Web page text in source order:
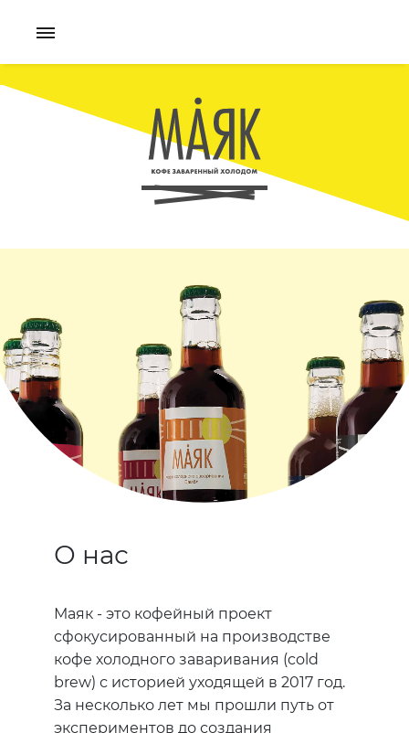
О нас
Маяк - это кофейный проект
сфокусированный на производстве
кофе холодного заваривания (cold
brew) с историей уходящей в 2017 год.
За несколько лет мы прошли путь от
экспериментов до создания